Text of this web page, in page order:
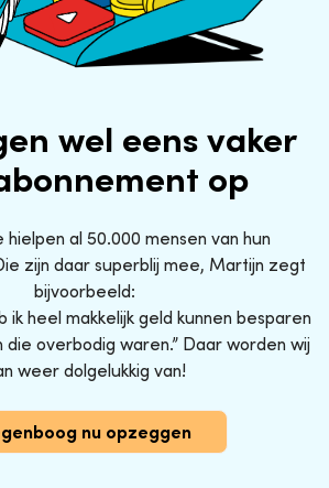
wel eens vaker
op
al 50.000 mensen van hun
zijn daar superblij mee, Martijn zegt
bijvoorbeeld:
ik heel makkelijk geld kunnen besparen
overbodig waren.” Daar worden wij
weer dolgelukkig van!
nu opzeggen